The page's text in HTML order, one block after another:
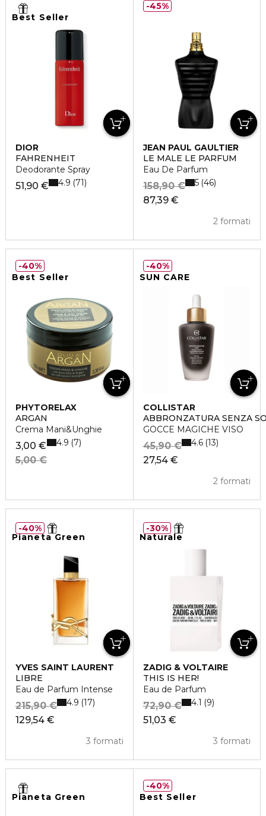
Best Seller
DIOR
FAHRENHEIT
Deodorante Spray
51,90 € 4.9 71
JEAN PAUL GAULTIER
LE MALE LE PARFUM
Eau De Parfum
87,39 €
158,90 €
2 formati
5 46
45%
Best Seller
PHYTORELAX
ARGAN
Crema Mani&Unghie
3,00 €
5,00 €
4.9 7
40%
SUN CARE
COLLISTAR
ABBRONZATURA SENZA
GOCCE MAGICHE VISO
27,54 €
45,90 €
2 formati
4.6 13
40%
Pianeta Green
YVES SAINT LAURENT
LIBRE
Eau de Parfum Intense
129,54 €
215,90 €
3 formati
4.9 17
40%
Naturale
ZADIG & VOLTAIRE
THIS IS HER!
Eau de Parfum
51,03 €
72,90 €
3 formati
4.1 9
30%
Pianeta Green Best Seller
40%